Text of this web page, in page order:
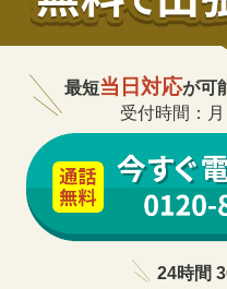
最短当日対応が可
受付時間：
24時間